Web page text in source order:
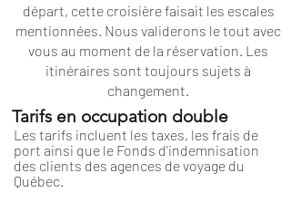
départ, cette croisière faisait les escales
mentionnées. Nous validerons le tout avec
vous au moment de la réservation. Les
itinéraires sont toujours sujets à
changement.
Tarifs en occupation double
Les tarifs incluent les taxes, les frais de
port ainsi que le Fonds d'indemnisation
des clients des agences de voyage du
Québec.